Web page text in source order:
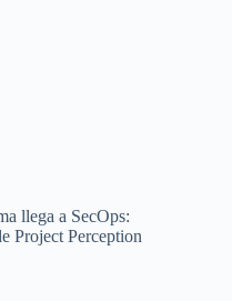
llega a SecOps:
Project Perception